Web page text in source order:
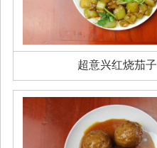
超意兴红烧茄子